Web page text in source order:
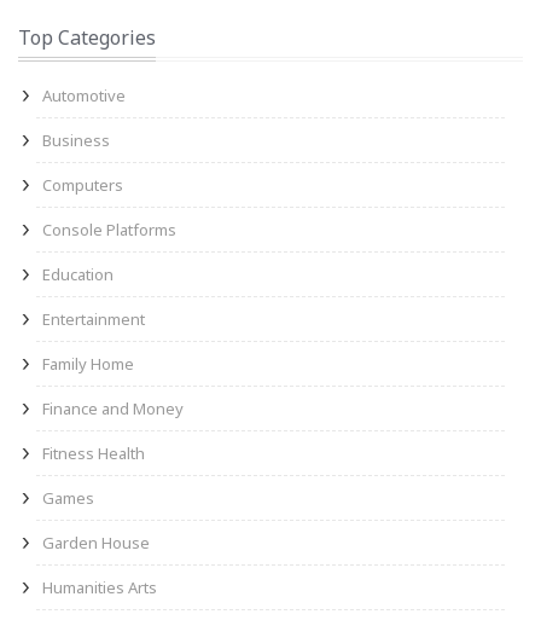
Top Categories
Automotive
Business
Computers
Console Platforms
Education
Entertainment
Family Home
Finance and Money
Fitness Health
Games
Garden House
Humanities Arts